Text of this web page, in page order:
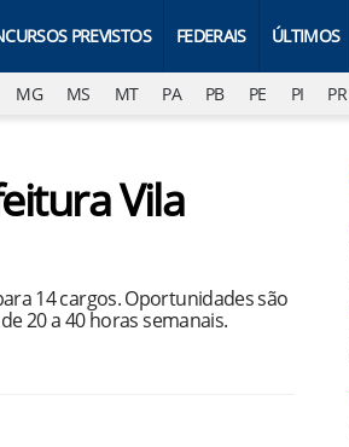
PREVISTOS FEDERAIS ÚLTIMOS
MG MS MT PA PB PE PI PR
Vila
14 cargos. Oportunidades são
20 a 40 horas semanais.